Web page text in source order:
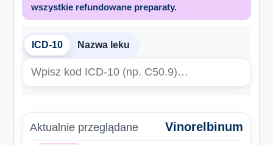
wszystkie refundowane preparaty.
ICD-10 Nazwa leku
Aktualnie przeglądane Vinorelbinum